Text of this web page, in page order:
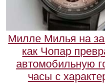
Милле Милья на
как Чопар
автомобильную
часы с